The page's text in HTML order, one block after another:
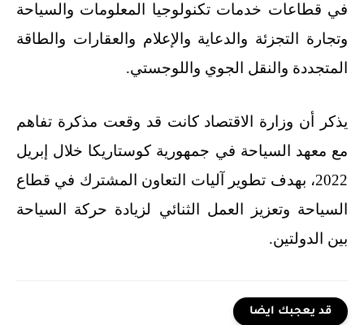
في قطاعات خدمات تكنولوجيا المعلومات والسياحة
وتجارة التجزئة والدعاية والإعلام والعقارات والطاقة
المتجددة والنقل الجوي واللوجستي.
يذكر أن وزارة الاقتصاد كانت قد وقعت مذكرة تفاهم
مع معهد السياحة في جمهورية كوستاريكا خلال إبريل
2022، بهدف تطوير آليات التعاون المشترك في قطاع
السياحة وتعزيز العمل الثنائي لزيادة حركة السياحة
بين الدولتين.
قد يعجبك ايضا